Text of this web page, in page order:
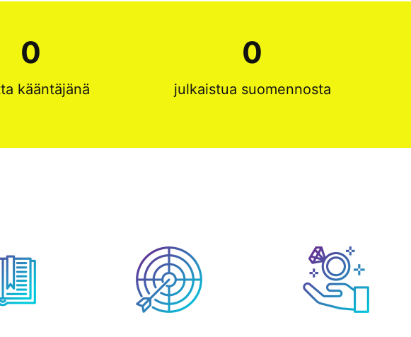
0
kääntäjänä
0
julkaistua suomennosta